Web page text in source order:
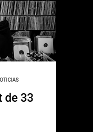
de 33